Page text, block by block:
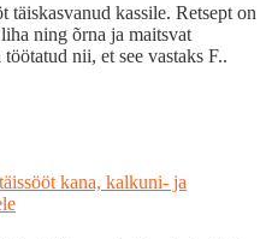
kassile. Retsept on
ning õrna ja maitsvat
nii, et see vastaks F..